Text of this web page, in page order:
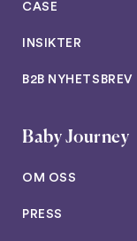
CASE
INSIKTER
B2B NYHETSBREV
Baby Journey
OM OSS
PRESS